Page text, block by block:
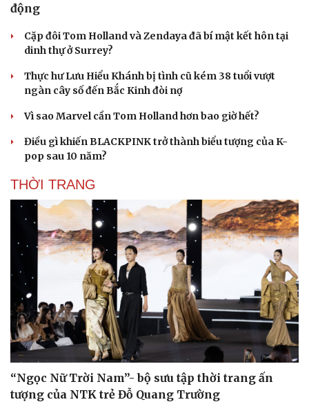
Tư vấn
check-in
Câu chuyện thời sự
Cửa sổ tình yêu
Kể chuyện cho bé
động
Cặp đôi Tom Holland và Zendaya đã bí mật kết hôn tại
dinh thự ở Surrey?
Thực hư Lưu Hiểu Khánh bị tình cũ kém 38 tuổi vượt
ngàn cây số đến Bắc Kinh đòi nợ
Vì sao Marvel cần Tom Holland hơn bao giờ hết?
Điều gì khiến BLACKPINK trở thành biểu tượng của K-
pop sau 10 năm?
THỜI TRANG
“Ngọc Nữ Trời Nam”- bộ sưu tập thời trang ấn
tượng của NTK trẻ Đỗ Quang Trường